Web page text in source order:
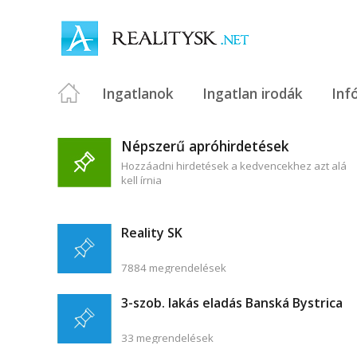
Ingatlanok Ingatlan irodák
Népszerű apróhirdetések
Hozzáadni hirdetések a kedvencekhez azt alá
kell írnia
Reality SK
7884 megrendelések
3-szob. lakás eladás Banská Bystrica
33 megrendelések